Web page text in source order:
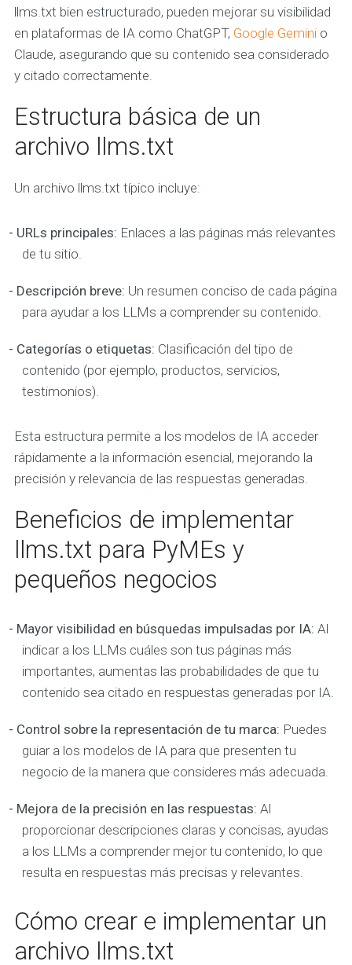
llms.txt bien estructurado, pueden mejorar su visibilidad
en plataformas de IA como ChatGPT, Google Geminio
Claude, asegurando que su contenido sea considerado
y citado correctamente.
Estructura básica de un
archivo llms.txt
Un archivo llms.txt típico incluye:
- URLs principales: Enlaces a las páginas más relevantes
de tu sitio.
- Descripción breve: Un resumen conciso de cada página
para ayudar a los LLMs a comprender su contenido.
- Categorías o etiquetas: Clasificación del tipo de
contenido (por ejemplo, productos, servicios,
testimonios).
Esta estructura permite a los modelos de IA acceder
rápidamente a la información esencial, mejorando la
precisión y relevancia de las respuestas generadas.
Beneficios de implementar
llms.txt para PyMEs y
pequeños negocios
- Mayor visibilidad en búsquedas impulsadas por IA: Al
indicar a los LLMs cuáles son tus páginas más
importantes, aumentas las probabilidades de que tu
contenido sea citado en respuestas generadas por IA.
- Control sobre la representación de tu marca: Puedes
guiar a los modelos de IA para que presenten tu
negocio de la manera que consideres más adecuada.
- Mejora de la precisión en las respuestas: Al
proporcionar descripciones claras y concisas, ayudas
a los LLMs a comprender mejor tu contenido, lo que
resulta en respuestas más precisas y relevantes.
Cómo crear e implementar un
archivo llms.txt